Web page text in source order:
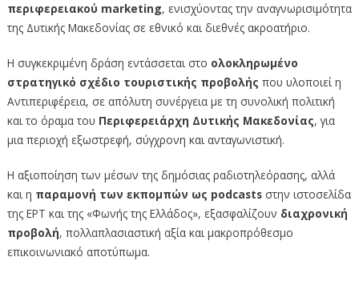
περιφερειακού marketing, ενισχύοντας την αναγνωρισιμότητα
της Δυτικής Μακεδονίας σε εθνικό και διεθνές ακροατήριο.
Η συγκεκριμένη δράση εντάσσεται στο ολοκληρωμένο
στρατηγικό σχέδιο τουριστικής προβολής που υλοποιεί η
Αντιπεριφέρεια, σε απόλυτη συνέργεια με τη συνολική πολιτική
και το όραμα του Περιφερειάρχη Δυτικής Μακεδονίας, για
μια περιοχή εξωστρεφή, σύγχρονη και ανταγωνιστική.
Η αξιοποίηση των μέσων της δημόσιας ραδιοτηλεόρασης, αλλά
και η παραμονή των εκπομπών ως podcastsστην ιστοσελίδα
της ΕΡΤ και της «Φωνής της Ελλάδος», εξασφαλίζουν διαχρονική
προβολή, πολλαπλασιαστική αξία και μακροπρόθεσμο
επικοινωνιακό αποτύπωμα.